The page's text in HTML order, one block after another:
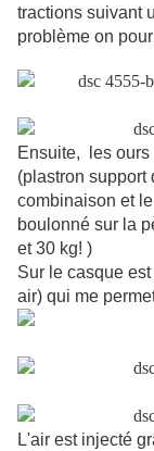
tractions suivant
problème on
Ensuite, les ours
(plastron support
combinaison et
boulonné sur la
et 30 kg! )
Sur le casque
air) qui me
L'air est injecté